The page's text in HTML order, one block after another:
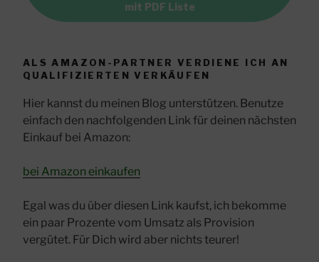
mit PDF Liste
ALS AMAZON-PARTNER VERDIENE ICH AN
QUALIFIZIERTEN VERKÄUFEN
Hier kannst du meinen Blog unterstützen. Benutze
einfach den nachfolgenden Link für deinen nächsten
Einkauf bei Amazon:
bei Amazon einkaufen
Egal was du über diesen Link kaufst, ich bekomme
ein paar Prozente vom Umsatz als Provision
vergütet. Für Dich wird aber nichts teurer!